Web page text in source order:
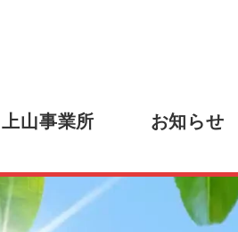
上山事業所 お知らせ